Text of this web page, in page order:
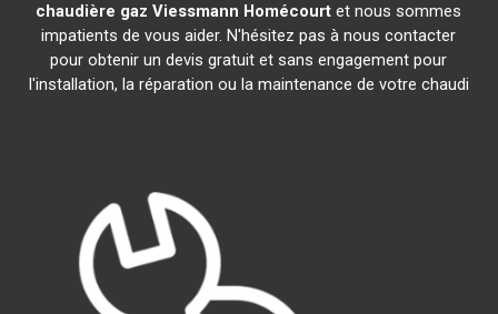
chaudière gaz Viessmann Homécourt et nous sommes
impatients de vous aider. N'hésitez pas à nous contacter
pour obtenir un devis gratuit et sans engagement pour
l'installation, la réparation ou la maintenance de votre chaudi